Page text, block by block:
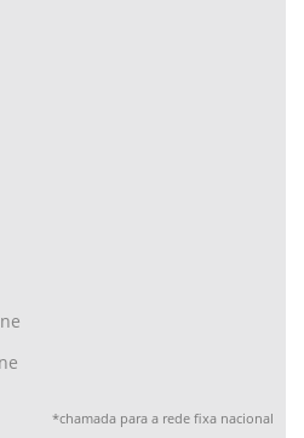
*chamada para a rede fixa nacional